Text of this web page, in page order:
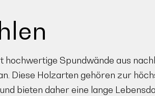
Spundwände aus
Diese Holzarten gehören zur
bieten daher eine lange